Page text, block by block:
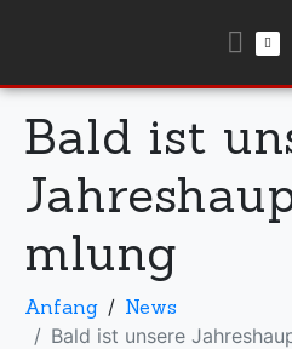
Bald ist
mlung
Anfang
News
Bald ist unsere